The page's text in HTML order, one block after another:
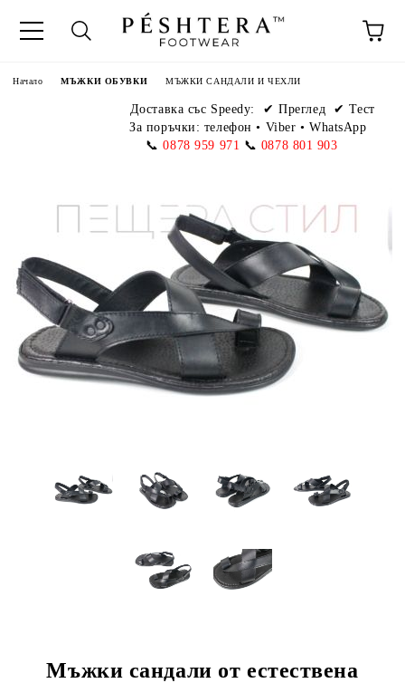
Начало МЪЖКИ ОБУВКИ МЪЖКИ САНДАЛИ И ЧЕХЛИ
Доставка със Speedy:
✔ Преглед ✔ Тест
За поръчки: телефон• Viber • WhatsApp
📞 0878 959 971 📞 0878 801 903
Мъжки сандали от естествена